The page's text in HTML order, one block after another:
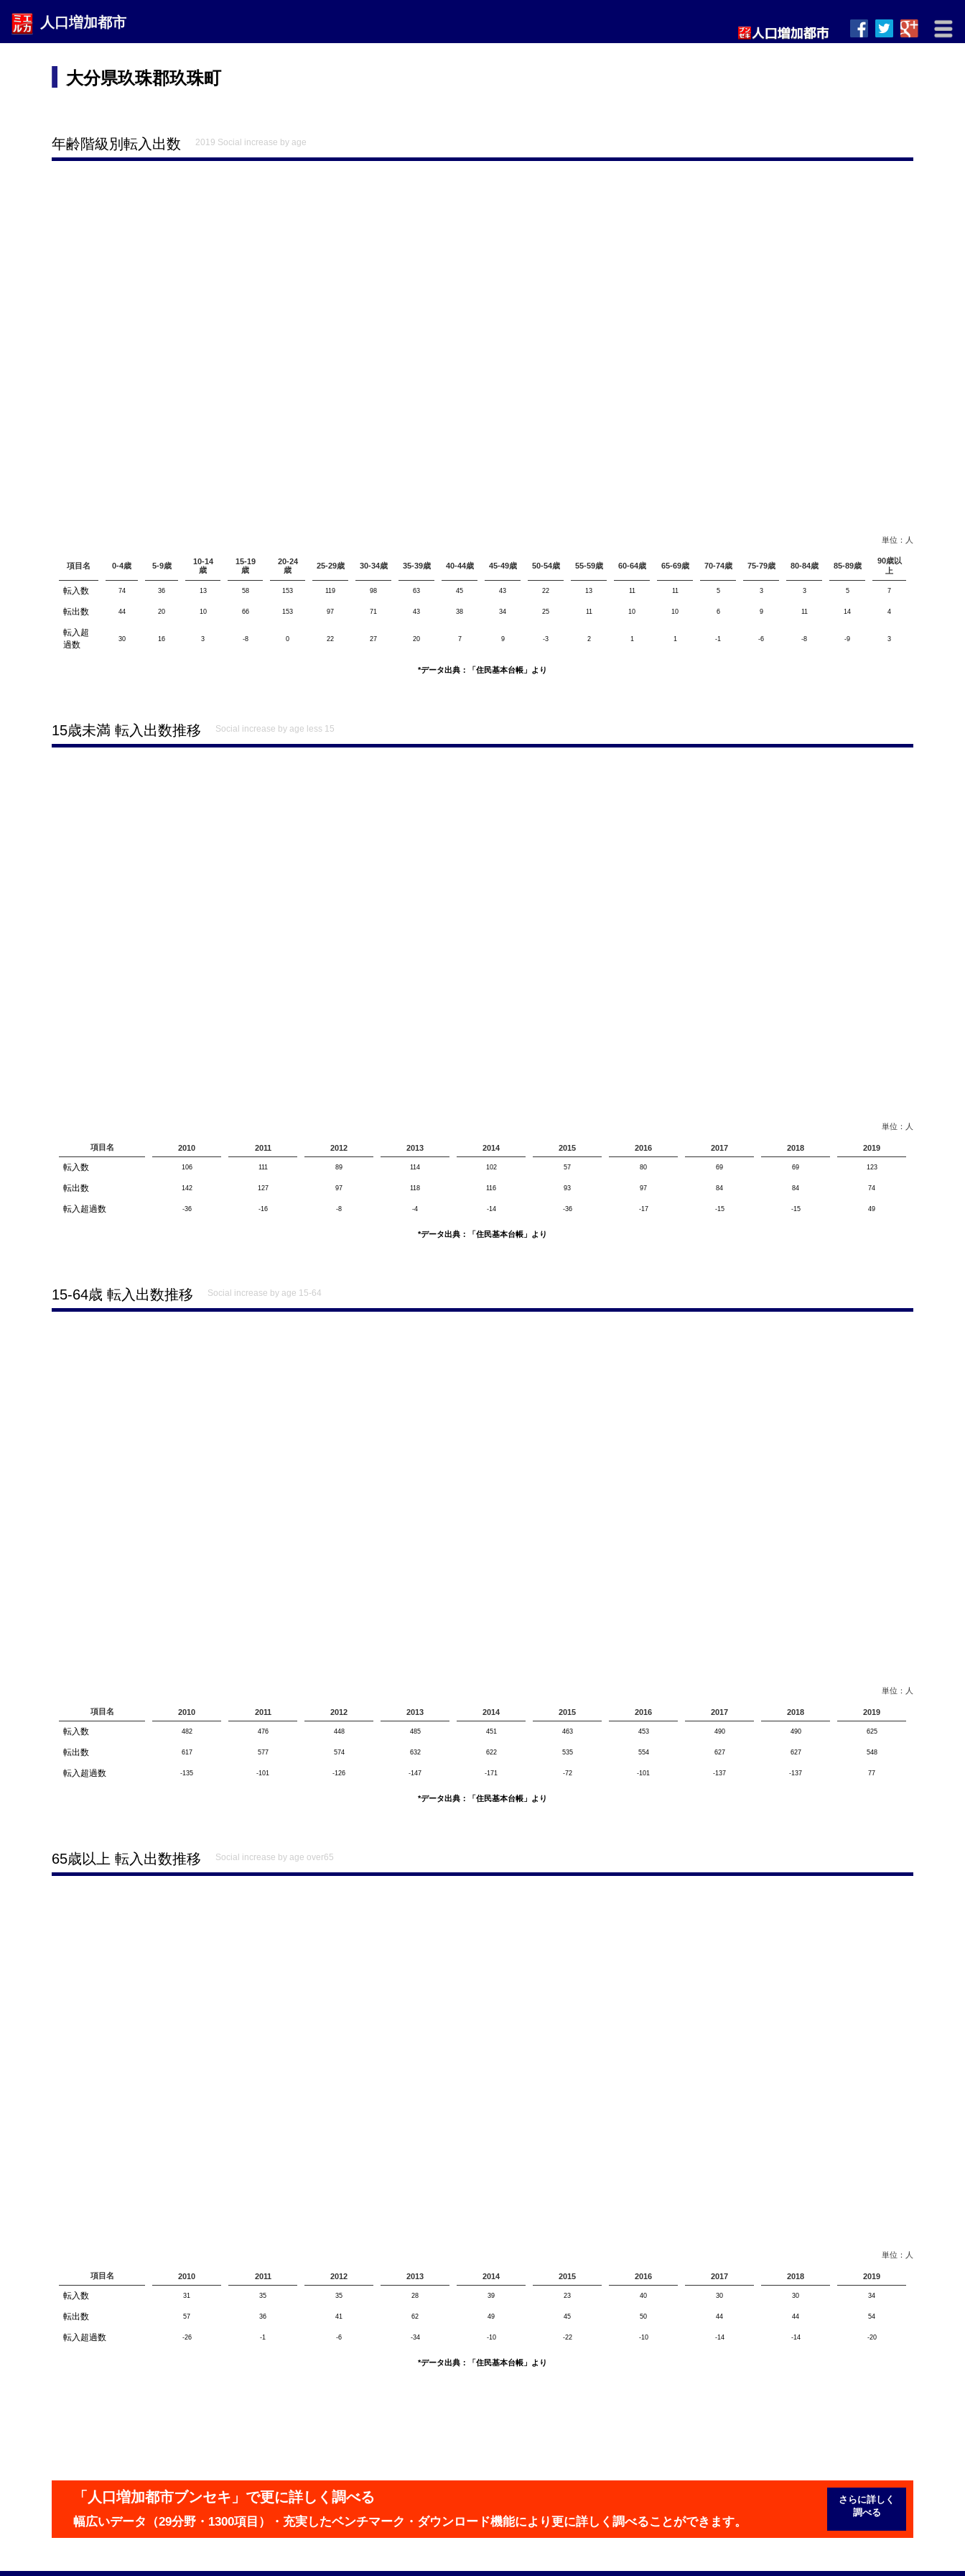
人口増加都市
大分県玖珠郡玖珠町
年齢階級別転入出数 2019 Social increase by age
単位：人
項目名 0-4歳 5-9歳
10-14
歳
15-19
歳
20-24
歳
25-29歳 30-34歳 35-39歳 40-44歳 45-49歳 50-54歳 55-59歳 60-64歳 65-69歳 70-74歳 75-79歳 80-84歳 85-89歳
90歳以
上
転入数 74 36 13 58 153 119 98 63 45 43 22 13 11 11 5 3 3 5 7
転出数 44 20 10 66 153 97 71 43 38 34 25 11 10 10 6 9 11 14 4
転入超
過数
30 16 3 -8 0 22 27 20 7 9 -3 2 1 1 -1 -6 -8 -9 3
*データ出典：「住民基本台帳」より
15歳未満 転入出数推移 Social increase by age less 15
単位：人
項目名 2010 2011 2012 2013 2014 2015 2016 2017 2018 2019
転入数 106 111 89 114 102 57 80 69 69 123
転出数 142 127 97 118 116 93 97 84 84 74
転入超過数 -36 -16 -8 -4 -14 -36 -17 -15 -15 49
*データ出典：「住民基本台帳」より
15-64歳 転入出数推移 Social increase by age 15-64
単位：人
項目名 2010 2011 2012 2013 2014 2015 2016 2017 2018 2019
転入数 482 476 448 485 451 463 453 490 490 625
転出数 617 577 574 632 622 535 554 627 627 548
転入超過数 -135 -101 -126 -147 -171 -72 -101 -137 -137 77
*データ出典：「住民基本台帳」より
65歳以上 転入出数推移 Social increase by age over65
単位：人
項目名 2010 2011 2012 2013 2014 2015 2016 2017 2018 2019
転入数 31 35 35 28 39 23 40 30 30 34
転出数 57 36 41 62 49 45 50 44 44 54
転入超過数 -26 -1 -6 -34 -10 -22 -10 -14 -14 -20
*データ出典：「住民基本台帳」より
「人口増加都市ブンセキ」で更に詳しく調べる
幅広いデータ（29分野・1300項目）・充実したベンチマーク・ダウンロード機能により更に詳しく調べることができます。
さらに詳しく
調べる